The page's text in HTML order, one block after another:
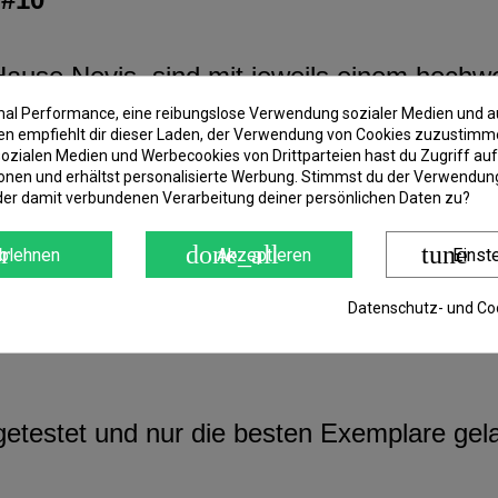
Nevis, sind mit jeweils einem
verbiegt sich bei hoher Belastung
strapazierfähigen Schnur, die sich
dass sie durchsichtig, also
und nur die besten Exemplare
Performance, eine reibungslose Verwendung sozialer Medien und
empfiehlt dir dieser Laden, der Verwendung von Cookies
Medien und Werbecookies von Drittparteien hast du Zugriff
und erhältst personalisierte Werbung. Stimmst du der
damit verbundenen Verarbeitung deiner persönlichen Daten zu?
done_all
Akzeptieren tune
Datenschutz- und